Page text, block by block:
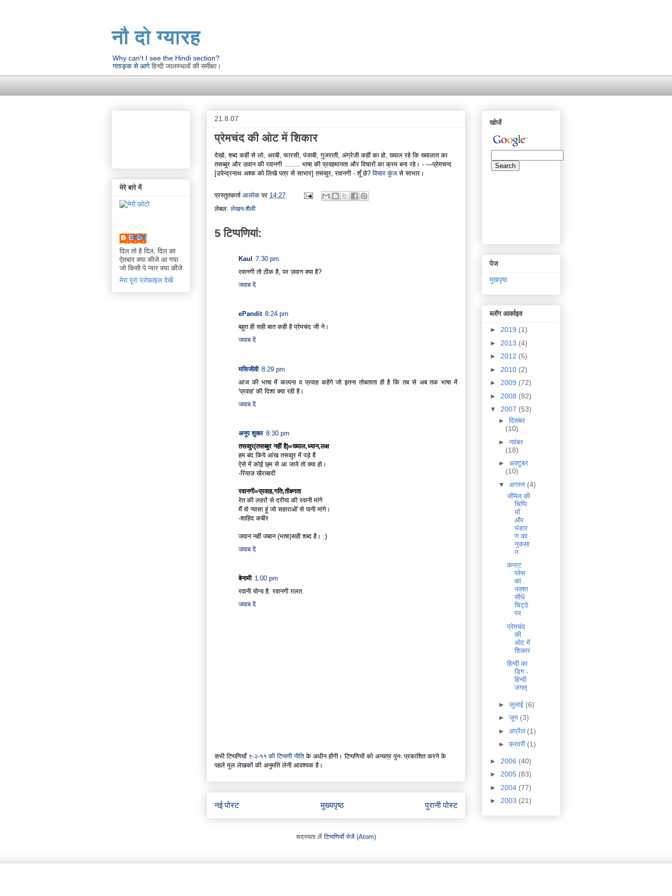
नौ दो ग्यारह
Why can't I see the Hindi section?
गताङ्क से आगेहिन्दी जालस्थलों की समीक्षा।
21.8.07
प्रेमचंद की ओट में शिकार
देखो, शब्द कहीं से लो, अरबी, फारसी, पंजाबी, गुजराती, अंग्रेजी कहीं का हो, ख्याल रहे कि ख्यालात का
तसब्बुर और ज़वान की रवानगी ........ भाषा की प्रवहमानता और विचारों का क्रम बना रहे। - —प्रेमचन्द
[उपेन्द्रनाथ अश्क को लिखे पत्र से साभार] तसव्वुर, रवानगी - शूँ छे?विचार कुंजसे साभार।
प्रस्तुतकर्ता आलोक पर 14:27
लेबल:लेखन-शैली
5 टिप्‍पणियां:
Kaul
7:30 pm
रवानगी तो ठीक है, पर ज़वान क्या है?
जवाब दें
ePandit 8:24 pm
बहुत ही सही बात कही है प्रेमचंद जी ने।
जवाब दें
मसिजीवी 8:29 pm
आज की भाषा में कल्‍पना व प्रवाह कहेंगे जो इतना तोबताता ही है कि तब से अब तक भाषा में
'प्रवाह' की दिशा क्‍या रही है।
जवाब दें
अनूप शुक्ल 8:30 pm
तसव्वुर(तसब्बुर नहीं है)=ख्याल,ध्यान,लक्ष
हम बंद किये आंख तसव्वुर में पड़े हैं
ऐसे में कोई छ्म से आ जाये तो क्या हो।
-रियाज़ खैराबादी
रवानगी=प्रवाह,गति,तीक्ष्णता
रेत की लहरों से दरीया की रवानी मांगे
मैं वो प्यासा हूं जो सहाराऒं से पानी मांगे।
-शाहिद कबीर
जवान नहीं जबान (भाषा)सही शब्द है। :)
जवाब दें
बेनामी 1:00 pm
रवानी योग्य है. रवानगी ग़लत.
जवाब दें
सभी टिप्पणियाँ ९-२-११ की टिप्पणी नीतिके अधीन होंगी। टिप्पणियों को अन्यत्र पुनः प्रकाशित करने के
पहले मूल लेखकों की अनुमति लेनी आवश्यक है।
नई पोस्ट पुरानी पोस्ट
मुख्यपृष्ठ
सदस्यता लेंटिप्पणियाँ भेजें (Atom)
मेरे बारे में
आलोक
दिल तो है दिल, दिल का
ऐतबार क्या कीजे आ गया
जो किसी पे प्यार क्या कीजे
मेरा पूरा प्रोफ़ाइल देखें
खोजें
पेज
मुखपृष्ठ
ब्लॉग आर्काइव
► 2019 (1)
► 2013 (4)
► 2012 (5)
► 2010 (2)
► 2009 (72)
► 2008 (92)
▼ 2007 (53)
► दिसंबर
(10)
► नवंबर
(18)
► अक्टूबर
(10)
▼ अगस्त (4)
जीमेल की
चिप्पि
यों
और
भंडार
ण का
नुकसा
न
कनाट
प्लेस
का
नक्शा
सीधे
चिट्ठे
पर
प्रेमचंद
की
ओट में
शिकार
हिन्दी का
डिग -
हिन्दी
जगत्
► जुलाई (6)
► जून (3)
► अप्रैल (1)
► फ़रवरी (1)
► 2006 (40)
► 2005 (83)
► 2004 (77)
► 2003 (21)